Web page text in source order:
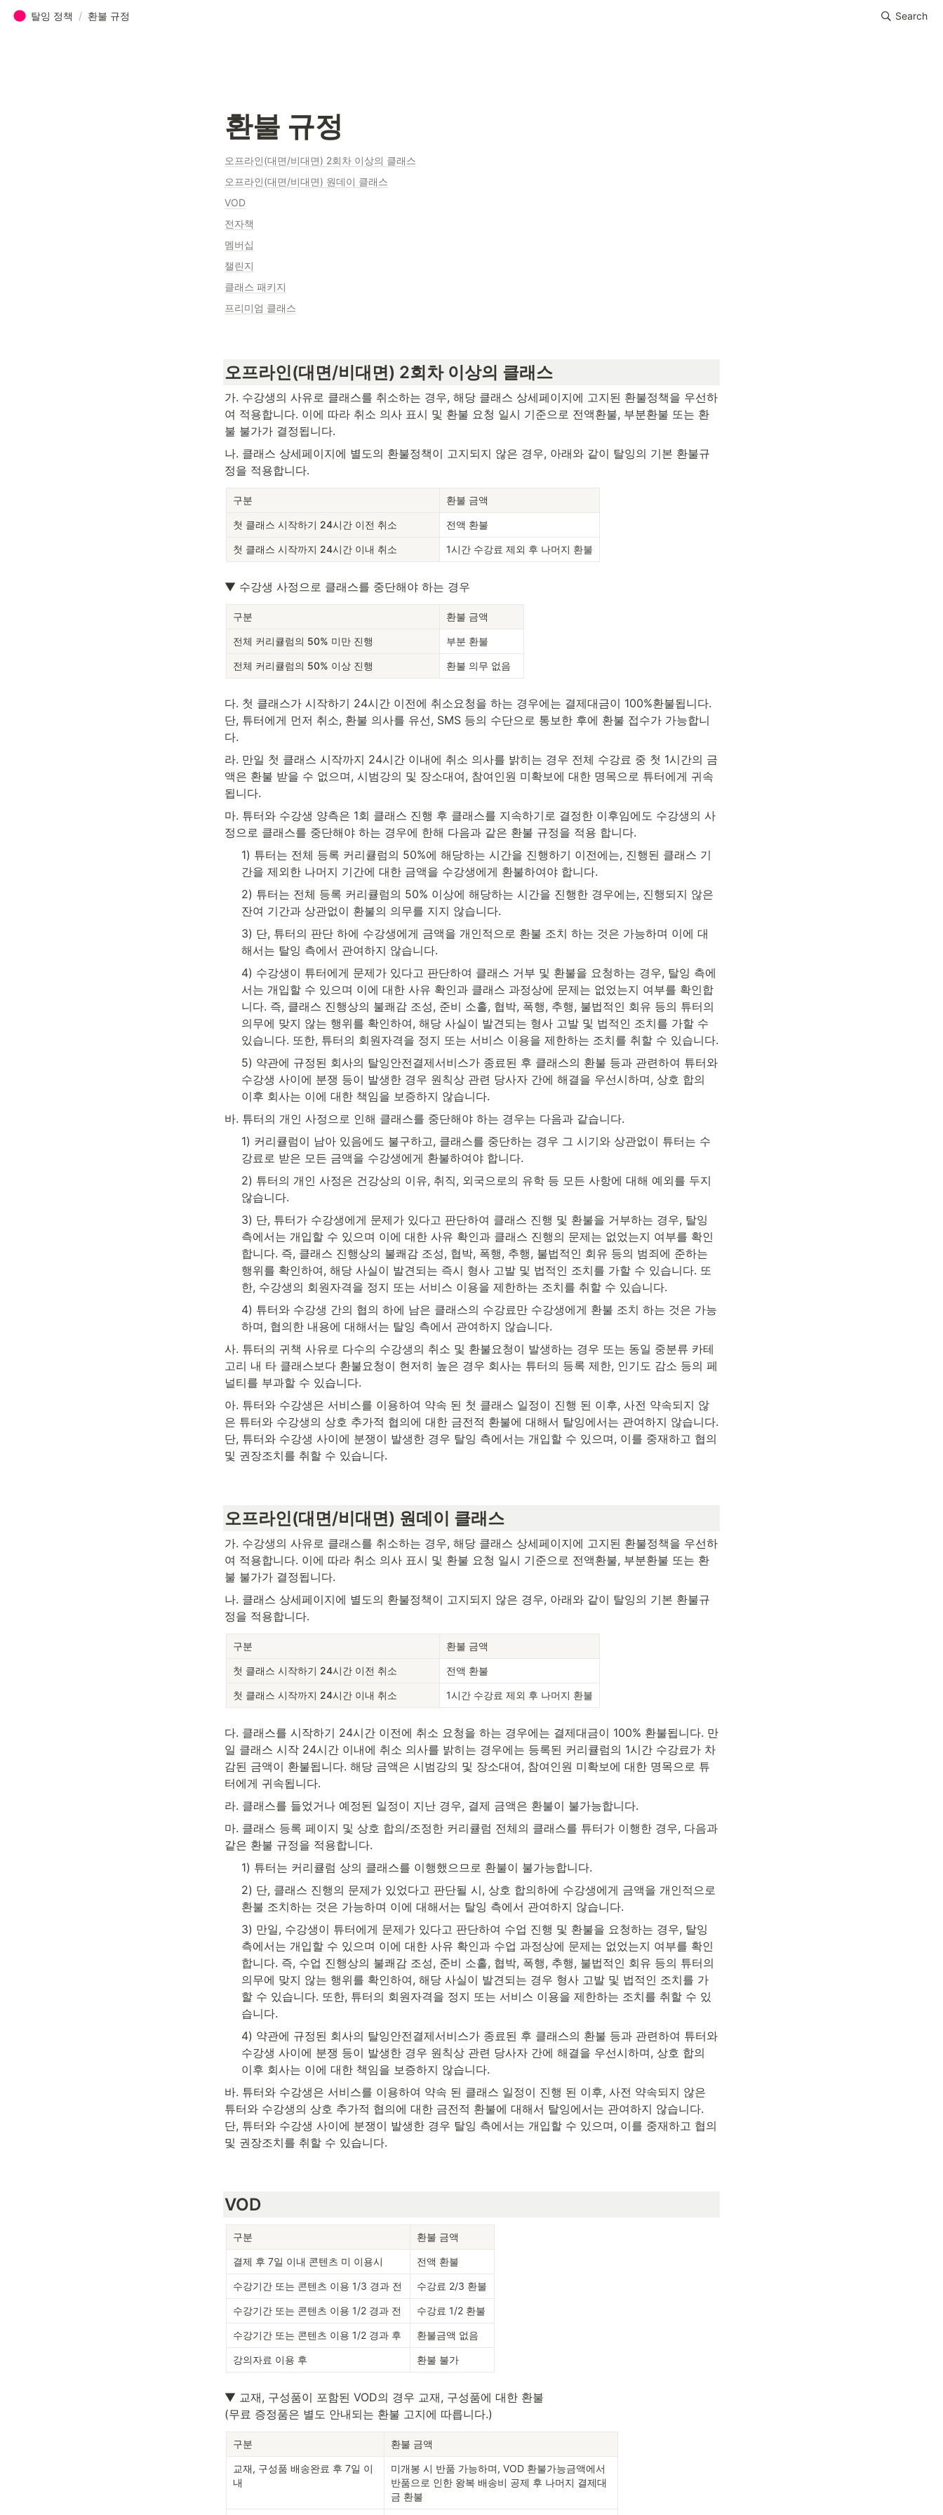
탈잉 정책 / 환불 규정 Search
환불 규정
오프라인(대면/비대면) 2회차 이상의 클래스
오프라인(대면/비대면) 원데이 클래스
VOD
전자책
멤버십
챌린지
클래스 패키지
프리미엄 클래스
오프라인(대면/비대면) 2회차 이상의 클래스
가. 수강생의 사유로 클래스를 취소하는 경우, 해당 클래스 상세페이지에 고지된 환불정책을 우선하
여 적용합니다. 이에 따라 취소 의사 표시 및 환불 요청 일시 기준으로 전액환불, 부분환불 또는 환
불 불가가 결정됩니다.
나. 클래스 상세페이지에 별도의 환불정책이 고지되지 않은 경우, 아래와 같이 탈잉의 기본 환불규
정을 적용합니다.
구분 환불 금액
첫 클래스 시작하기 24시간 이전 취소 전액 환불
첫 클래스 시작까지 24시간 이내 취소 1시간 수강료 제외 후 나머지 환불
▼ 수강생 사정으로 클래스를 중단해야 하는 경우
구분 환불 금액
전체 커리큘럼의 50% 미만 진행 부분 환불
전체 커리큘럼의 50% 이상 진행 환불 의무 없음
다. 첫 클래스가 시작하기 24시간 이전에 취소요청을 하는 경우에는 결제대금이 100%환불됩니다.
단, 튜터에게 먼저 취소, 환불 의사를 유선, SMS 등의 수단으로 통보한 후에 환불 접수가 가능합니
다.
라. 만일 첫 클래스 시작까지 24시간 이내에 취소 의사를 밝히는 경우 전체 수강료 중 첫 1시간의 금
액은 환불 받을 수 없으며, 시범강의 및 장소대여, 참여인원 미확보에 대한 명목으로 튜터에게 귀속
됩니다.
마. 튜터와 수강생 양측은 1회 클래스 진행 후 클래스를 지속하기로 결정한 이후임에도 수강생의 사
정으로 클래스를 중단해야 하는 경우에 한해 다음과 같은 환불 규정을 적용 합니다.
1) 튜터는 전체 등록 커리큘럼의 50%에 해당하는 시간을 진행하기 이전에는, 진행된 클래스 기
간을 제외한 나머지 기간에 대한 금액을 수강생에게 환불하여야 합니다.
2) 튜터는 전체 등록 커리큘럼의 50% 이상에 해당하는 시간을 진행한 경우에는, 진행되지 않은
잔여 기간과 상관없이 환불의 의무를 지지 않습니다.
3) 단, 튜터의 판단 하에 수강생에게 금액을 개인적으로 환불 조치 하는 것은 가능하며 이에 대
해서는 탈잉 측에서 관여하지 않습니다.
4) 수강생이 튜터에게 문제가 있다고 판단하여 클래스 거부 및 환불을 요청하는 경우, 탈잉 측에
서는 개입할 수 있으며 이에 대한 사유 확인과 클래스 과정상에 문제는 없었는지 여부를 확인합
니다. 즉, 클래스 진행상의 불쾌감 조성, 준비 소홀, 협박, 폭행, 추행, 불법적인 회유 등의 튜터의
의무에 맞지 않는 행위를 확인하여, 해당 사실이 발견되는 형사 고발 및 법적인 조치를 가할 수
있습니다. 또한, 튜터의 회원자격을 정지 또는 서비스 이용을 제한하는 조치를 취할 수 있습니다.
5) 약관에 규정된 회사의 탈잉안전결제서비스가 종료된 후 클래스의 환불 등과 관련하여 튜터와
수강생 사이에 분쟁 등이 발생한 경우 원칙상 관련 당사자 간에 해결을 우선시하며, 상호 합의
이후 회사는 이에 대한 책임을 보증하지 않습니다.
바. 튜터의 개인 사정으로 인해 클래스를 중단해야 하는 경우는 다음과 같습니다.
1) 커리큘럼이 남아 있음에도 불구하고, 클래스를 중단하는 경우 그 시기와 상관없이 튜터는 수
강료로 받은 모든 금액을 수강생에게 환불하여야 합니다.
2) 튜터의 개인 사정은 건강상의 이유, 취직, 외국으로의 유학 등 모든 사항에 대해 예외를 두지
않습니다.
3) 단, 튜터가 수강생에게 문제가 있다고 판단하여 클래스 진행 및 환불을 거부하는 경우, 탈잉
측에서는 개입할 수 있으며 이에 대한 사유 확인과 클래스 진행의 문제는 없었는지 여부를 확인
합니다. 즉, 클래스 진행상의 불쾌감 조성, 협박, 폭행, 추행, 불법적인 회유 등의 범죄에 준하는
행위를 확인하여, 해당 사실이 발견되는 즉시 형사 고발 및 법적인 조치를 가할 수 있습니다. 또
한, 수강생의 회원자격을 정지 또는 서비스 이용을 제한하는 조치를 취할 수 있습니다.
4) 튜터와 수강생 간의 협의 하에 남은 클래스의 수강료만 수강생에게 환불 조치 하는 것은 가능
하며, 협의한 내용에 대해서는 탈잉 측에서 관여하지 않습니다.
사. 튜터의 귀책 사유로 다수의 수강생의 취소 및 환불요청이 발생하는 경우 또는 동일 중분류 카테
고리 내 타 클래스보다 환불요청이 현저히 높은 경우 회사는 튜터의 등록 제한, 인기도 감소 등의 페
널티를 부과할 수 있습니다.
아. 튜터와 수강생은 서비스를 이용하여 약속 된 첫 클래스 일정이 진행 된 이후, 사전 약속되지 않
은 튜터와 수강생의 상호 추가적 협의에 대한 금전적 환불에 대해서 탈잉에서는 관여하지 않습니다.
단, 튜터와 수강생 사이에 분쟁이 발생한 경우 탈잉 측에서는 개입할 수 있으며, 이를 중재하고 협의
및 권장조치를 취할 수 있습니다.
오프라인(대면/비대면) 원데이 클래스
가. 수강생의 사유로 클래스를 취소하는 경우, 해당 클래스 상세페이지에 고지된 환불정책을 우선하
여 적용합니다. 이에 따라 취소 의사 표시 및 환불 요청 일시 기준으로 전액환불, 부분환불 또는 환
불 불가가 결정됩니다.
나. 클래스 상세페이지에 별도의 환불정책이 고지되지 않은 경우, 아래와 같이 탈잉의 기본 환불규
정을 적용합니다.
구분 환불 금액
첫 클래스 시작하기 24시간 이전 취소 전액 환불
첫 클래스 시작까지 24시간 이내 취소 1시간 수강료 제외 후 나머지 환불
다. 클래스를 시작하기 24시간 이전에 취소 요청을 하는 경우에는 결제대금이 100% 환불됩니다. 만
일 클래스 시작 24시간 이내에 취소 의사를 밝히는 경우에는 등록된 커리큘럼의 1시간 수강료가 차
감된 금액이 환불됩니다. 해당 금액은 시범강의 및 장소대여, 참여인원 미확보에 대한 명목으로 튜
터에게 귀속됩니다.
라. 클래스를 들었거나 예정된 일정이 지난 경우, 결제 금액은 환불이 불가능합니다.
마. 클래스 등록 페이지 및 상호 합의/조정한 커리큘럼 전체의 클래스를 튜터가 이행한 경우, 다음과
같은 환불 규정을 적용합니다.
1) 튜터는 커리큘럼 상의 클래스를 이행했으므로 환불이 불가능합니다.
2) 단, 클래스 진행의 문제가 있었다고 판단될 시, 상호 합의하에 수강생에게 금액을 개인적으로
환불 조치하는 것은 가능하며 이에 대해서는 탈잉 측에서 관여하지 않습니다.
3) 만일, 수강생이 튜터에게 문제가 있다고 판단하여 수업 진행 및 환불을 요청하는 경우, 탈잉
측에서는 개입할 수 있으며 이에 대한 사유 확인과 수업 과정상에 문제는 없었는지 여부를 확인
합니다. 즉, 수업 진행상의 불쾌감 조성, 준비 소홀, 협박, 폭행, 추행, 불법적인 회유 등의 튜터의
의무에 맞지 않는 행위를 확인하여, 해당 사실이 발견되는 경우 형사 고발 및 법적인 조치를 가
할 수 있습니다. 또한, 튜터의 회원자격을 정지 또는 서비스 이용을 제한하는 조치를 취할 수 있
습니다.
4) 약관에 규정된 회사의 탈잉안전결제서비스가 종료된 후 클래스의 환불 등과 관련하여 튜터와
수강생 사이에 분쟁 등이 발생한 경우 원칙상 관련 당사자 간에 해결을 우선시하며, 상호 합의
이후 회사는 이에 대한 책임을 보증하지 않습니다.
바. 튜터와 수강생은 서비스를 이용하여 약속 된 클래스 일정이 진행 된 이후, 사전 약속되지 않은
튜터와 수강생의 상호 추가적 협의에 대한 금전적 환불에 대해서 탈잉에서는 관여하지 않습니다.
단, 튜터와 수강생 사이에 분쟁이 발생한 경우 탈잉 측에서는 개입할 수 있으며, 이를 중재하고 협의
및 권장조치를 취할 수 있습니다.
VOD
구분 환불 금액
결제 후 7일 이내 콘텐츠 미 이용시 전액 환불
수강기간 또는 콘텐츠 이용 1/3 경과 전 수강료 2/3 환불
수강기간 또는 콘텐츠 이용 1/2 경과 전 수강료 1/2 환불
수강기간 또는 콘텐츠 이용 1/2 경과 후 환불금액 없음
강의자료 이용 후 환불 불가
▼ 교재, 구성품이 포함된 VOD의 경우 교재, 구성품에 대한 환불
(무료 증정품은 별도 안내되는 환불 고지에 따릅니다.)
구분 환불 금액
교재, 구성품 배송완료 후 7일 이
내
미개봉 시 반품 가능하며, VOD 환불가능금액에서
반품으로 인한 왕복 배송비 공제 후 나머지 결제대
금 환불